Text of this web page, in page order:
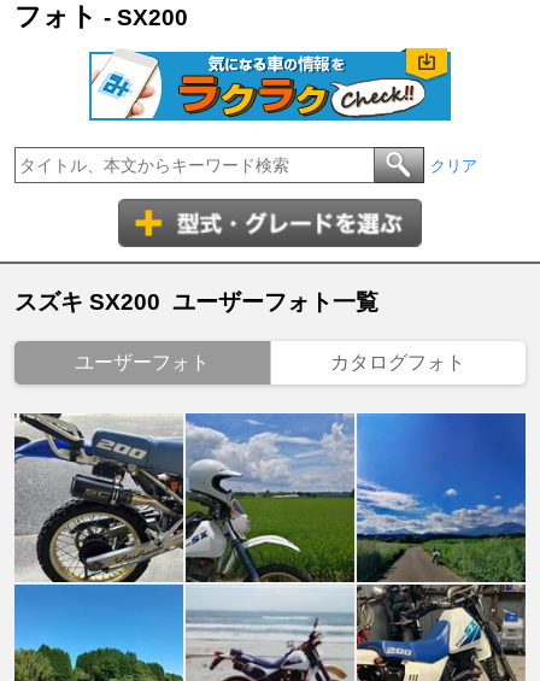
フォト - SX200
クリア
スズキ SX200 ユーザーフォト一覧
ユーザーフォト カタログフォト